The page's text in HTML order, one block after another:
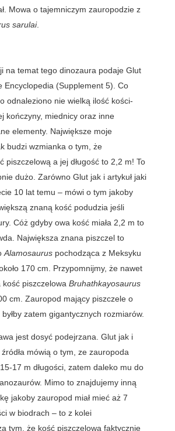
Mowa o tajemniczym zauropodzie z
sarulai.
na temat tego dinozaura podaje Glut
Encyclopedia (Supplement 5). Co
odnaleziono nie wielką ilość kości-
kończyny, miednicy oraz inne
elementy. Największe moje
budzi wzmianka o tym, że
piszczelową a jej długość to 2,2 m! To
dużo. Zarówno Glut jak i artykuł jaki
10 lat temu – mówi o tym jakoby
znaną kość podudzia jeśli
Cóż gdyby owa kość miała 2,2 m to
Największa znana piszczel to
Alamosauruspochodząca z Meksyku
170 cm. Przypomnijmy, że nawet
piszczelowa Bruhathkayosaurus
cm. Zauropod mający piszczele o
zatem gigantycznych rozmiarów.
jest dosyć podejrzana. Glut jak i
mówią o tym, ze zauropoda
17 m długości, zatem daleko mu do
Mimo to znajdujemy inną
jakoby zauropod miał mieć aż 7
w biodrach – to z kolei
tym, że kość piszczelowa faktycznie